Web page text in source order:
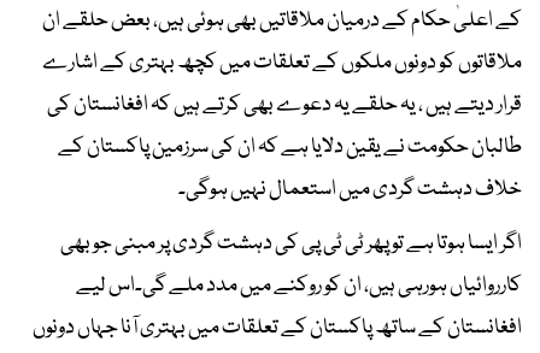
کے اعلیٰ حکام کے درمیان ملاقاتیں بھی ہوئی ہیں، بعض حلقے ان
ملاقاتوں کو دونوں ملکوں کے تعلقات میں کچھ بہتری کے اشارے
قرار دیتے ہیں ، یہ حلقے یہ دعوے بھی کرتے ہیں کہ افغانستان کی
طالبان حکومت نے یقین دلایا ہے کہ ان کی سرزمین پاکستان کے
خلاف دہشت گردی میں استعمال نہیں ہوگی۔
اگر ایسا ہوتا ہے تو پھر ٹی ٹی پی کی دہشت گردی پر مبنی جو بھی
کارروائیاں ہورہی ہیں، ان کو روکنے میں مدد ملے گی۔اس لیے
افغانستان کے ساتھ پاکستان کے تعلقات میں بہتری آنا جہاں دونوں